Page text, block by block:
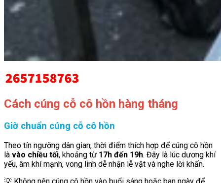
Cách cúng cỗ cô hồn hàng tháng
Giờ chuẩn cúng cỗ cô hồn
Theo tín ngưỡng dân gian, thời điểm thích hợp để cúng cô hồn
là vào chiều tối, khoảng từ 17h đến 19h. Đây là lúc dương khí
yếu, âm khí mạnh, vong linh dễ nhận lễ vật và nghe lời khấn.
💡 Không nên cúng cô hồn vào buổi sáng hoặc ban ngày để